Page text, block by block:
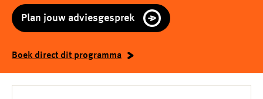
Plan jouw adviesgesprek
Boek direct dit programma